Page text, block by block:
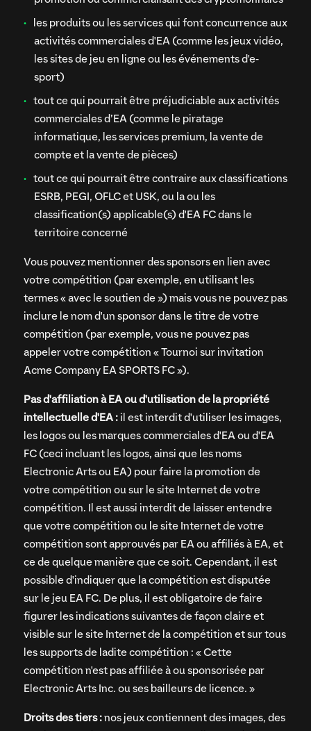
les produits ou les services qui font concurrence aux
activités commerciales d'EA (comme les jeux vidéo,
les sites de jeu en ligne ou les événements d'e-
sport)
tout ce qui pourrait être préjudiciable aux activités
commerciales d’EA (comme le piratage
informatique, les services premium, la vente de
compte et la vente de pièces)
tout ce qui pourrait être contraire aux classifications
ESRB, PEGI, OFLC et USK, ou la ou les
classification(s) applicable(s) d'EA FC dans le
territoire concerné
Vous pouvez mentionner des sponsors en lien avec
votre compétition (par exemple, en utilisant les
termes « avec le soutien de ») mais vous ne pouvez pas
inclure le nom d'un sponsor dans le titre de votre
compétition (par exemple, vous ne pouvez pas
appeler votre compétition « Tournoi sur invitation
Acme Company EA SPORTS FC »).
Pas d'affiliation à EA ou d'utilisation de la propriété
intellectuelle d'EA : il est interdit d'utiliser les images,
les logos ou les marques commerciales d'EA ou d'EA
FC (ceci incluant les logos, ainsi que les noms
Electronic Arts ou EA) pour faire la promotion de
votre compétition ou sur le site Internet de votre
compétition. Il est aussi interdit de laisser entendre
que votre compétition ou le site Internet de votre
compétition sont approuvés par EA ou affiliés à EA, et
ce de quelque manière que ce soit. Cependant, il est
possible d'indiquer que la compétition est disputée
sur le jeu EA FC. De plus, il est obligatoire de faire
figurer les indications suivantes de façon claire et
visible sur le site Internet de la compétition et sur tous
les supports de ladite compétition : « Cette
compétition n'est pas affiliée à ou sponsorisée par
Electronic Arts Inc. ou ses bailleurs de licence. »
Droits des tiers :nos jeux contiennent des images, des